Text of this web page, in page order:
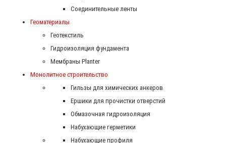
Соединительные ленты
Геоматериалы
Геотекстиль
Гидроизоляция фундамента
Мембраны Planter
Монолитное строительство
Гильзы для химических анкеров
Ершики для прочистки отверстий
Обмазочная гидроизоляция
Набухающие герметики
Набухающие профиля